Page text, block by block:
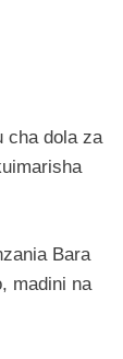
cha dola za
Bara
madini na